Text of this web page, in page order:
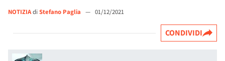
NOTIZIAdi Stefano Paglia — 01/12/2021
CONDIVIDI